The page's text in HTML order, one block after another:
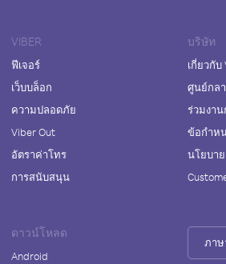
VIBER
ฟีเจอร์
เว็บบล็อก
ความปลอดภัย
Viber Out
อัตราค่าโทร
การสนับสนุน
บริษัท
เกี่ยวกับ
ศูนย์กล
ร่วมงาน
ข้อกำห
นโยบา
ดาวน์โหลด
Android
ภาษ